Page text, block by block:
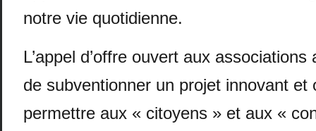
notre vie quotidienne.
L’appel d’offre ouvert aux
de subventionner un projet innovant et
permettre aux « citoyens » et aux «